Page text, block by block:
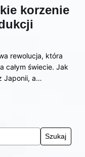
korzenie
rewolucja, która
całym świecie. Jak
Japonii, a…